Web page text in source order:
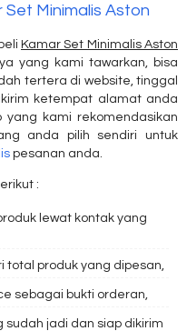
Minimalis Aston
Kamar Set Minimalis Aston
yang kami tawarkan, bisa
tertera di website, tinggal
ketempat alamat anda
kami rekomendasikan
anda pilih sendiri untuk
pesanan anda.
:
lewat kontak yang
total produk yang dipesan,
sebagai bukti orderan,
sudah jadi dan siap dikirim